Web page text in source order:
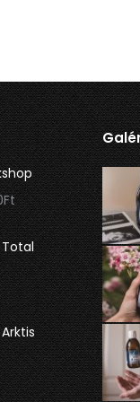
FtÁrtartomány:
29.000Ft
-
126.660Ft